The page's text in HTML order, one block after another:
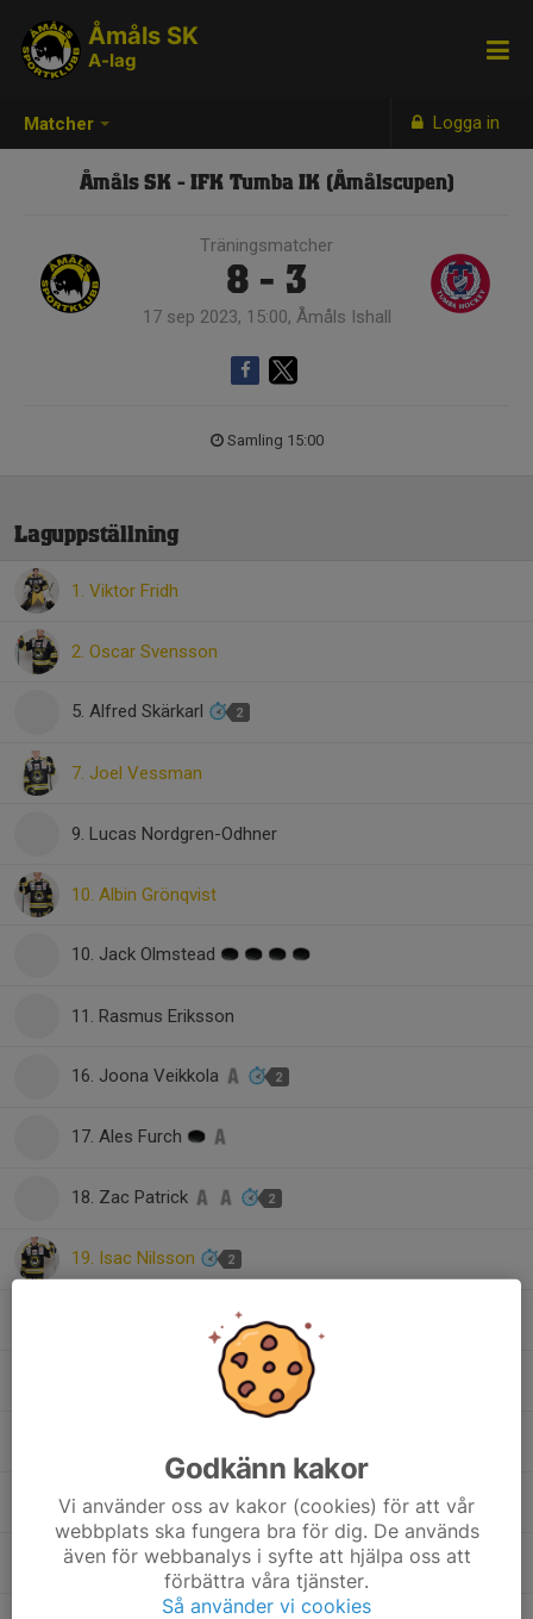
Matcher Logga in
Åmåls SK
A-lag
Åmåls SK - IFK Tumba IK (Åmålscupen)
Träningsmatcher
8 - 3
17 sep 2023, 15:00, Åmåls Ishall
Samling 15:00
Laguppställning
1. Viktor Fridh
2. Oscar Svensson
5. Alfred Skärkarl 2
7. Joel Vessman
9. Lucas Nordgren-Odhner
10. Albin Grönqvist
10. Jack Olmstead
11. Rasmus Eriksson
16. Joona Veikkola 2
17. Ales Furch
18. Zac Patrick 2
19. Isac Nilsson 2
20. Jonathan Andersson
25. Jack Johnson 2
27. Garrett Clegg 2
Godkänn kakor
Vi använder oss av kakor (cookies) för att vår
webbplats ska fungera bra för dig. De används
även för webbanalys i syfte att hjälpa oss att
förbättra våra tjänster.
Så använder vi cookies